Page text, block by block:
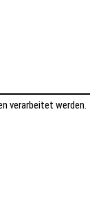
verarbeitet werden.